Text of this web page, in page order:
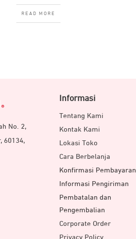
READ MORE
No. 2,
60134,
Informasi
Tentang Kami
Kontak Kami
Lokasi Toko
Cara Berbelanja
Konfirmasi Pembayaran
Informasi Pengiriman
Pembatalan dan
Pengembalian
Corporate Order
Privacy Policy